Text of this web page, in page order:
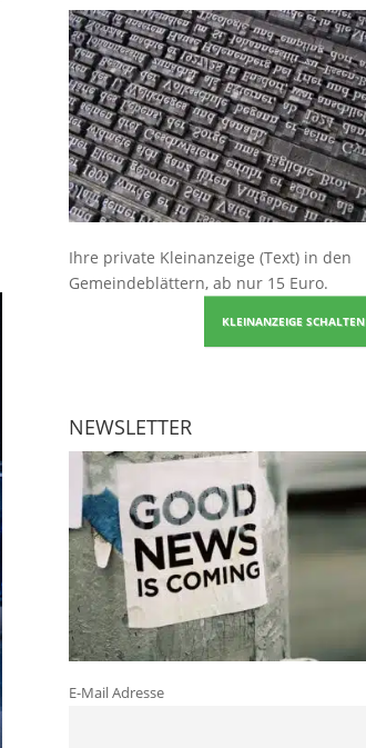
Ihre private Kleinanzeige (Text) in den
Gemeindeblättern, ab nur 15 Euro.
KLEINANZEIGE SCHALTEN
NEWSLETTER
E-Mail Adresse